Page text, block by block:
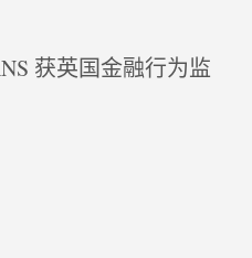
获英国金融行为监